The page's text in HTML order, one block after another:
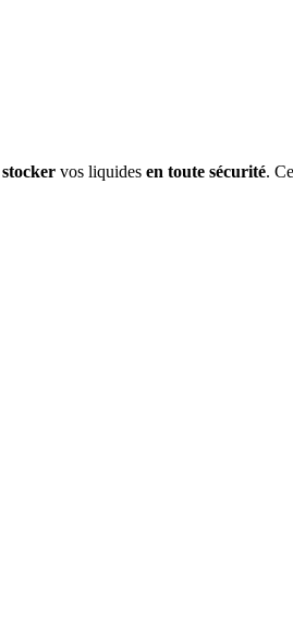
stockervos liquidesen toute sécurité.